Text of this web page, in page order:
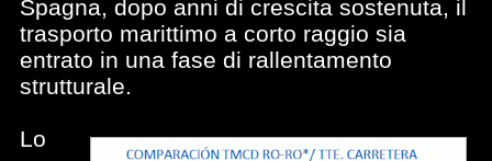
Spagna, dopo anni di crescita sostenuta, il
trasporto marittimo a corto raggio sia
entrato in una fase di rallentamento
strutturale.
Lo